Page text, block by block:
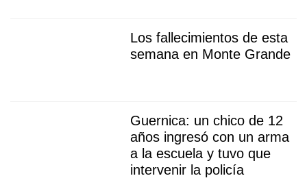
Los fallecimientos de esta
semana en Monte Grande
Guernica: un chico de 12
años ingresó con un arma
a la escuela y tuvo que
intervenir la policía